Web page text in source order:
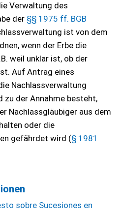
Verwaltung des
der §§ 1975 ff. BGB
ist von dem
wenn der Erbe die
weil unklar ist, ob der
Auf Antrag eines
Nachlassverwaltung
zu der Annahme besteht,
Nachlassgläubiger aus dem
oder die
gefährdet wird (§ 1981
sobre Sucesiones en